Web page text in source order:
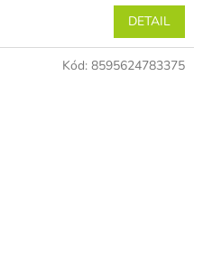
DETAIL
Kód: 8595624783375